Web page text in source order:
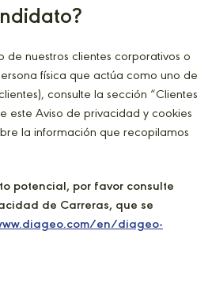
de nuestros clientes corporativos o
física que actúa como uno de
consulte la sección “Clientes
este Aviso de privacidad y cookies
la información que recopilamos
potencial, por favor consulte
de Carreras, que se
en/diageo-